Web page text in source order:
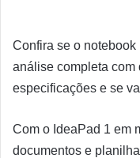
Confira se o
análise completa com
especificações e se
Com o IdeaPad 1 em
documentos e